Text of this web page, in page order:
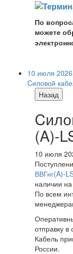
По
можете
10 июля 2026
Cиловой
Назад
(A)-
10 июля
ВВГнг(A)-
наличии
По всем
отправку
Кабель
России.